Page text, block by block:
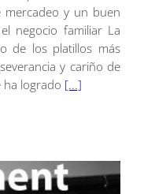
mercadeo y un buen
negocio familiar La
de los platillos más
y cariño de
ha logrado [...]